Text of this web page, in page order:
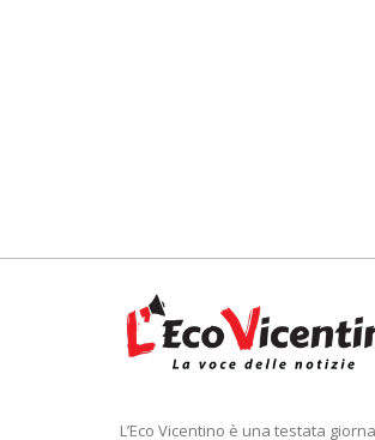
L’Eco Vicentino è una testata